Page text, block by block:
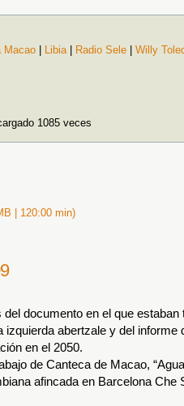
Macao Libia| Radio Sele
Willy
1085 veces
| 120:00 min)
documento en el que estaban
izquierda abertzale y del informe
en el 2050.
de Canteca de Macao,
afincada en Barcelona Che